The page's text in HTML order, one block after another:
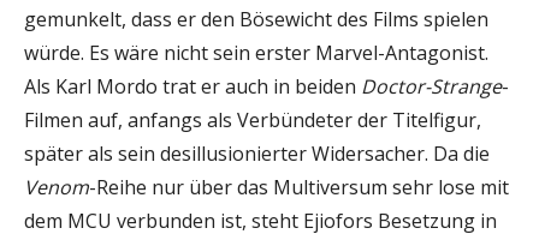
gemunkelt, dass er den Bösewicht des Films spielen
würde. Es wäre nicht sein erster Marvel-Antagonist.
Als Karl Mordo trat er auch in beiden Doctor-Strange-
Filmen auf, anfangs als Verbündeter der Titelfigur,
später als sein desillusionierter Widersacher. Da die
Venom-Reihe nur über das Multiversum sehr lose mit
dem MCU verbunden ist, steht Ejiofors Besetzung in